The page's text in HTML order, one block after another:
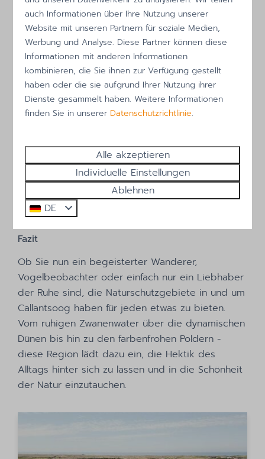
Tipps für Ihren Besuch
Beste Reisezeit:Obwohl jede Jahreszeit ihren
Reiz hat, ist der Frühling ideal für die blühenden
Blumenfelder und der Herbst für die Ruhe in den
Naturschutzgebieten.
-Erreichbarkeit:Callantsoog ist sowohl mit dem
erreichbar. Es gibt genügend Parkplätze und
Fahrradverleihstellen im Dorf.
-Mitnehmen:Festes Schuhwerk, ein Fernglas und
eventuell eine Picknickdecke, um unterwegs die
Aussicht zu genießen.
Fazit
Ob Sie nun ein begeisterter Wanderer,
Vogelbeobachter oder einfach nur ein Liebhaber
der Ruhe sind, die Naturschutzgebiete in und um
Callantsoog haben für jeden etwas zu bieten.
Vom ruhigen Zwanenwater über die dynamischen
Dünen bis hin zu den farbenfrohen Poldern -
diese Region lädt dazu ein, die Hektik des
Alltags hinter sich zu lassen und in die Schönheit
der Natur einzutauchen.
auch Informationen über Ihre Nutzung unserer
Website mit unseren Partnern für soziale Medien,
Werbung und Analyse. Diese Partner können diese
Informationen mit anderen Informationen
kombinieren, die Sie ihnen zur Verfügung gestellt
haben oder die sie aufgrund Ihrer Nutzung ihrer
Dienste gesammelt haben. Weitere Informationen
finden Sie in unserer Datenschutzrichtlinie.
Alle akzeptieren
Individuelle Einstellungen
Ablehnen
DE